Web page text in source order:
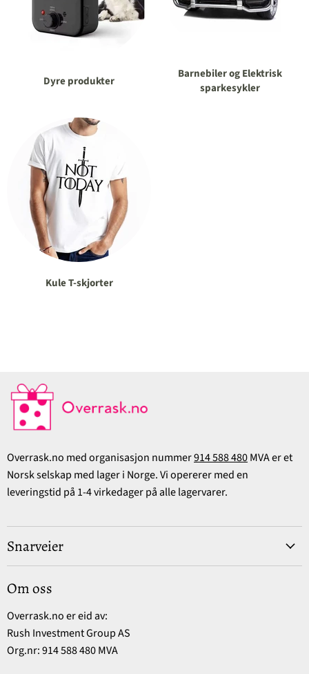
Dyre produkter
Barnebiler og Elektrisk
sparkesykler
Kule T-skjorter
Overrask.no med organisasjon nummer914 588 480MVA er et
Norsk selskap med lager i Norge. Vi opererer med en
leveringstid på 1-4 virkedager på alle lagervarer.
Snarveier
Om oss
Overrask.no er eid av:
Rush Investment Group AS
Org.nr: 914 588 480 MVA